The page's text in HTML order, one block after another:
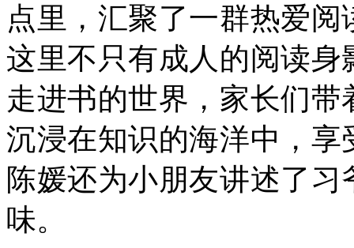
点里，汇聚了一群热爱
这里不只有成人的阅读
走进书的世界，家长们
沉浸在知识的海洋中，
陈媛还为小朋友讲述了
味。